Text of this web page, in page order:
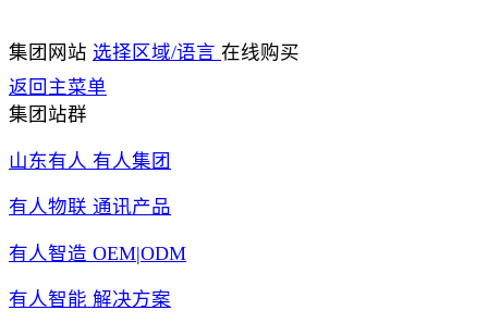
集团网站 选择区域/语言 在线购买
返回主菜单
集团站群
山东有人 有人集团
有人物联 通讯产品
有人智造 OEM|ODM
有人智能 解决方案